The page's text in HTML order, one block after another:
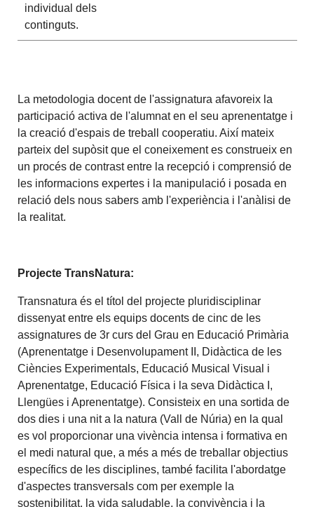
individual dels
continguts.
La metodologia docent de l'assignatura afavoreix la
participació activa de l'alumnat en el seu aprenentatge i
la creació d'espais de treball cooperatiu. Així mateix
parteix del supòsit que el coneixement es construeix en
un procés de contrast entre la recepció i comprensió de
les informacions expertes i la manipulació i posada en
relació dels nous sabers amb l'experiència i l'anàlisi de
la realitat.
Projecte TransNatura:
Transnatura és el títol del projecte pluridisciplinar
dissenyat entre els equips docents de cinc de les
assignatures de 3r curs del Grau en Educació Primària
(Aprenentatge i Desenvolupament II, Didàctica de les
Ciències Experimentals, Educació Musical Visual i
Aprenentatge, Educació Física i la seva Didàctica I,
Llengües i Aprenentatge). Consisteix en una sortida de
dos dies i una nit a la natura (Vall de Núria) en la qual
es vol proporcionar una vivència intensa i formativa en
el medi natural que, a més a més de treballar objectius
específics de les disciplines, també facilita l'abordatge
d'aspectes transversals com per exemple la
sostenibilitat, la vida saludable, la convivència i la